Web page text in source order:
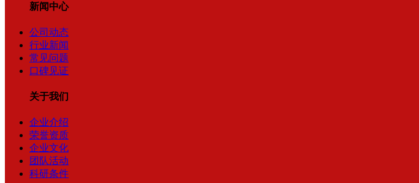
新闻中心
公司动态
行业新闻
常见问题
口碑见证
关于我们
企业介绍
荣誉资质
企业文化
团队活动
科研条件